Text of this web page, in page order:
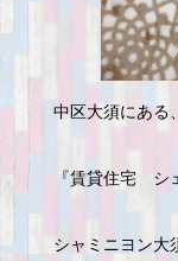
中区大須にあ
『賃貸住宅 シ
シャミニヨン